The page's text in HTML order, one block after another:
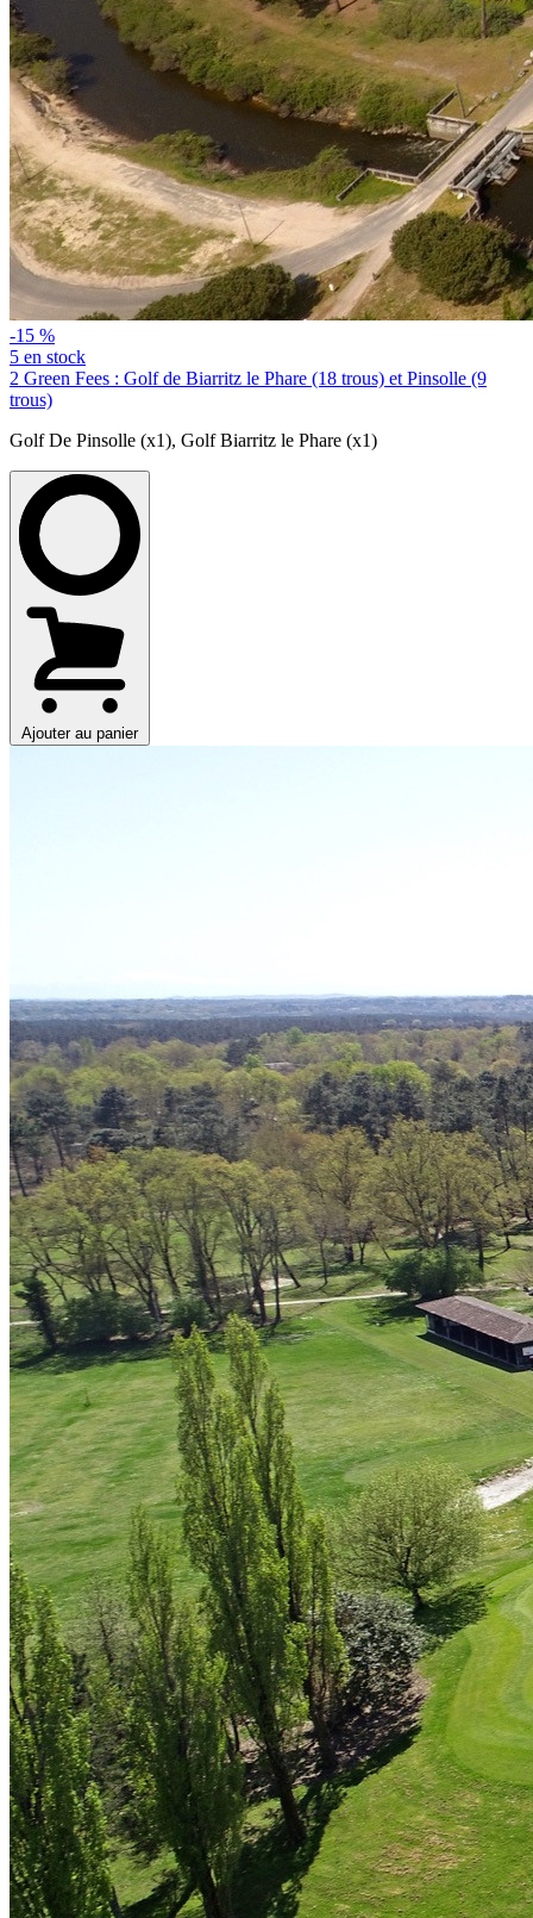
-15 %
5 en stock
2 Green Fees : Golf de Biarritz le Phare (18 trous) et Pinsolle (9
trous)
Golf De Pinsolle (x1), Golf Biarritz le Phare (x1)
Ajouter au panier